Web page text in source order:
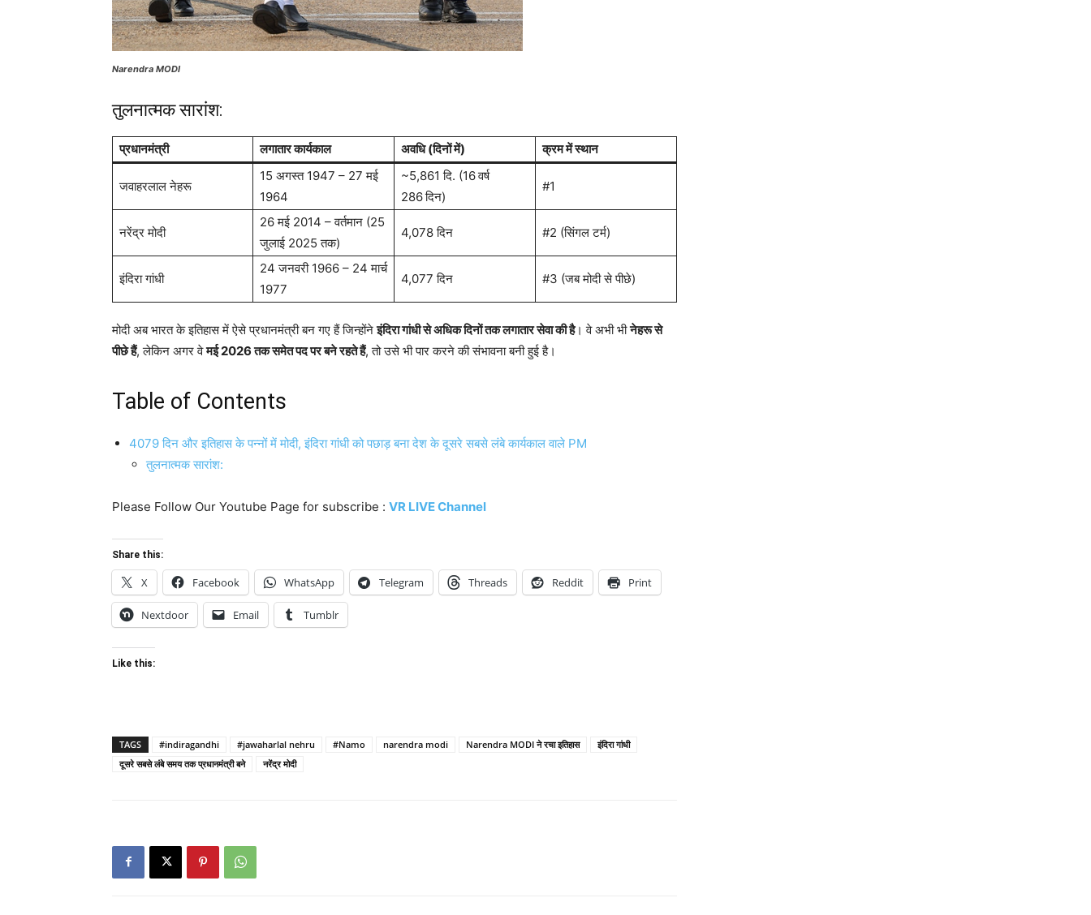
Narendra MODI
तुलनात्मक सारांश:
प्रधानमंत्री लगातार कार्यकाल अवधि (दिनों में) क्रम में स्थान
जवाहरलाल नेहरू
15 अगस्त 1947 – 27 मई
1964
~5,861 दि. (16 वर्ष
286 दिन)
#1
नरेंद्र मोदी
26 मई 2014 – वर्तमान (25
जुलाई 2025 तक)
4,078 दिन #2 (सिंगल टर्म)
इंदिरा गांधी
24 जनवरी 1966 – 24 मार्च
1977
4,077 दिन #3 (जब मोदी से पीछे)
मोदी अब भारत के इतिहास में ऐसे प्रधानमंत्री बन गए हैं जिन्होंनेइंदिरा गांधी से अधिक दिनों तक लगातार सेवा की है। वे अभी भीनेहरू से
पीछे हैं, लेकिन अगर वेमई 2026 तक समेत पद पर बने रहते हैं, तो उसे भी पार करने की संभावना बनी हुई है।
Table of Contents
4079 दिन और इतिहास के पन्नों में मोदी, इंदिरा गांधी को पछाड़ बना देश के दूसरे सबसे लंबे कार्यकाल वाले PM
तुलनात्मक सारांश:
Please Follow Our Youtube Page for subscribe : VR LIVE Channel
Share this:
X Facebook WhatsApp Telegram Threads Reddit Print
Nextdoor Email Tumblr
Like this:
TAGS #indiragandhi #jawaharlal nehru #Namo narendra modi Narendra MODI ने रचा इतिहास
इंदिरा गांधी
दूसरे सबसे लंबे समय तक प्रधानमंत्री बने
नरेंद्र मोदी